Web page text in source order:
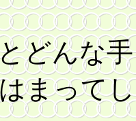
どんな
まって